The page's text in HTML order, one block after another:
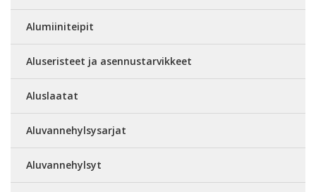
Alumiiniteipit
Aluseristeet ja asennustarvikkeet
Aluslaatat
Aluvannehylsysarjat
Aluvannehylsyt